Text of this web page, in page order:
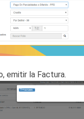
emitir la Factura.